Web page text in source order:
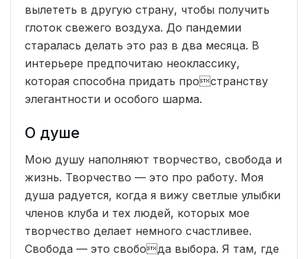
вылететь в другую страну, чтобы получить
глоток свежего воздуха. До пандемии
старалась делать это раз в два месяца. В
интерьере предпочитаю неоклассику,
которая способна придать пространству
элегантности и особого шарма.
О душе
Мою душу наполняют творчество, свобода и
жизнь. Творчество — это про работу. Моя
душа радуется, когда я вижу светлые улыбки
членов клуба и тех людей, которых мое
творчество делает немного счастливее.
Свобода — это свобода выбора. Я там, где